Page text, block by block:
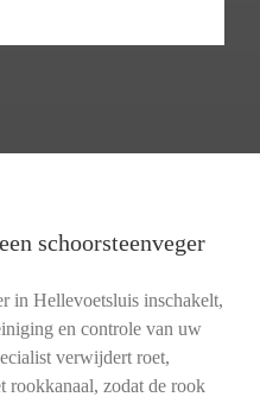
schoorsteenveger
in Hellevoetsluis inschakelt,
en controle van uw
verwijdert roet,
rookkanaal, zodat de rook